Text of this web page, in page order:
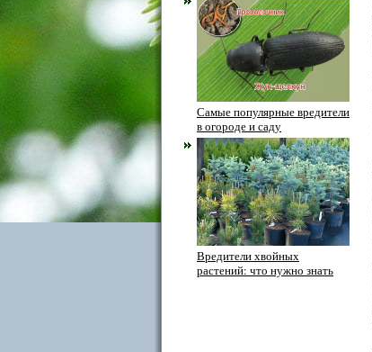
Самые популярные вредители
в огороде и саду
Вредители хвойных
растений: что нужно знать